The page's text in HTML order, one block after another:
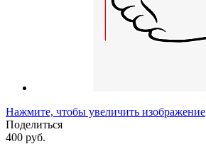
Нажмите, чтобы увеличить изображение
Поделиться
400 руб.